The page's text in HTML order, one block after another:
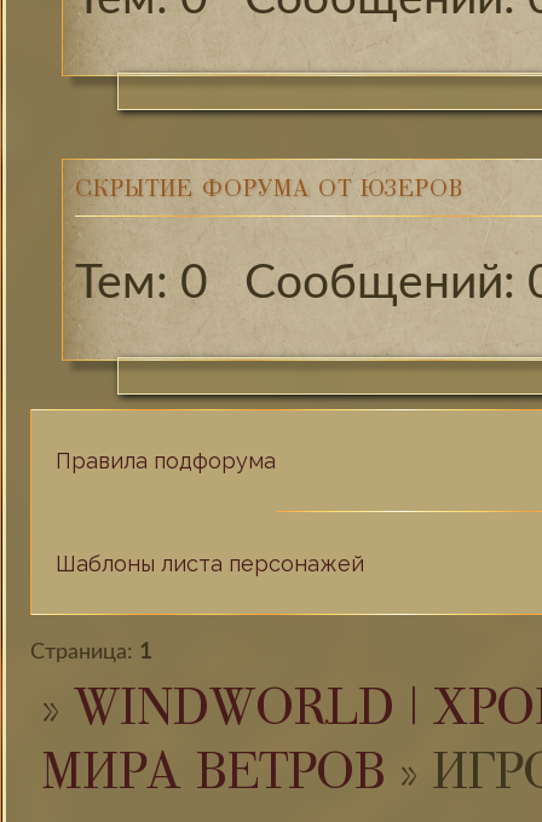
СКРЫТИЕ ФОРУМА ОТ ЮЗЕРОВ
0
Правила подфорума
Шаблоны листа персонажей
Страница: 1
» WINDWORLD |
МИРА ВЕТРОВ »